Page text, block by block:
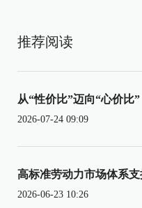
推荐阅读
从“性价比”迈向“心价比
2026-07-24 09:09
高标准劳动力市场体系
2026-06-23 10:26